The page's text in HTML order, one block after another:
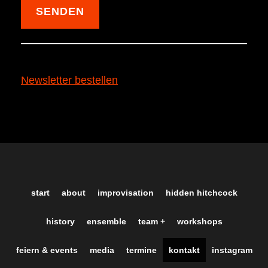
Newsletter bestellen
start about improvisation hidden hitchcock
history ensemble team + workshops
feiern & events media termine kontakt instagram